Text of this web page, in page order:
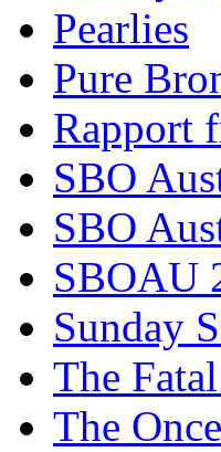
Pearlies
Pure
Rapport
SBO
SBO
SBOAU
Sunday
The
The